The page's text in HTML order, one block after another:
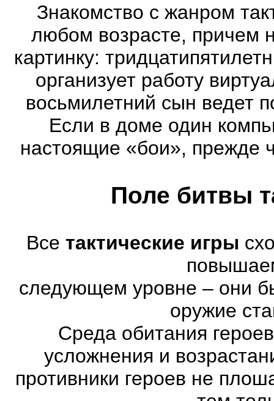
Знакомство с жанром
любом возрасте, причем
картинку:
организует работу
восьмилетний сын ведет
Если в доме один
настоящие «бои», прежде
Поле битвы
Все тактические игры
следующем уровне – они
оружие
Среда обитания
усложнения и
противники героев не